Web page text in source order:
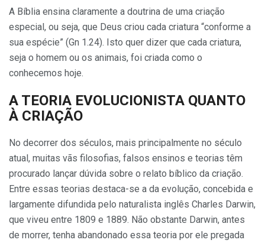
A Bíblia ensina claramente a doutrina de uma criação
especial, ou seja, que Deus criou cada criatu­ra “conforme a
sua espécie” (Gn 1.24). Isto quer dizer que cada cria­tura,
seja o homem ou os animais, foi criada como o
conhecemos hoje.
A TEORIA EVOLUCIONISTA QUANTO
À CRIAÇÃO
No decorrer dos séculos, mais principalmente no século
atual, muitas vãs filosofias, falsos ensinos e teorias têm
procurado lançar dú­vida sobre o relato bíblico da cria­ção.
Entre essas teorias destaca-se a da evolução, concebida e
largamen­te difundida pelo naturalista inglês Charles Darwin,
que viveu entre 1809 e 1889. Não obstante Darwin, antes
de morrer, tenha abandonado essa teoria por ele pregada